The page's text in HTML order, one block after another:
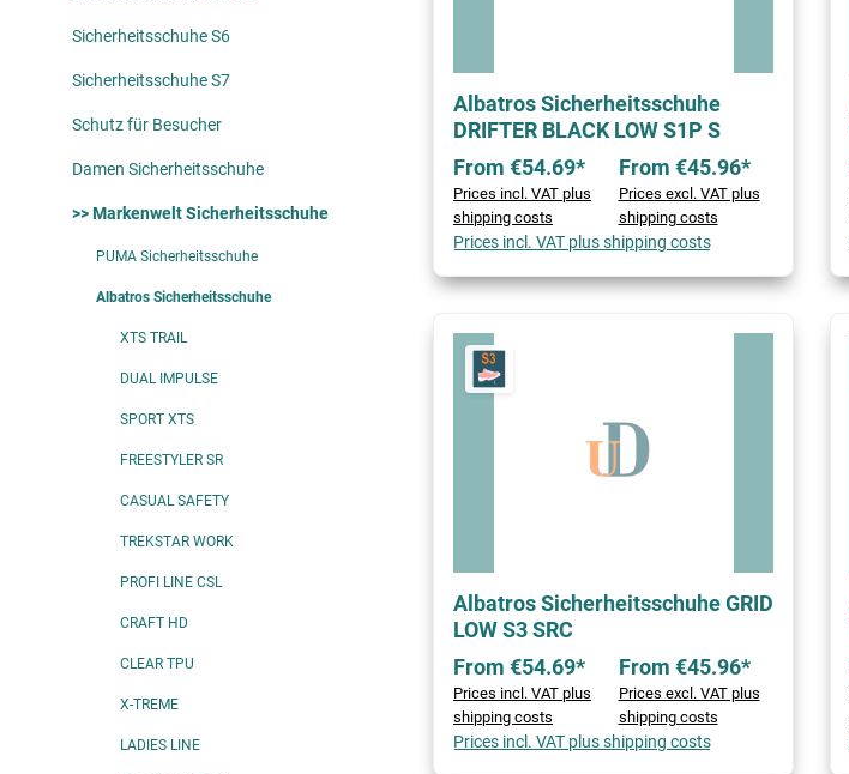
Sicherheitsschuhe S6
Sicherheitsschuhe S7
Schutz für Besucher
Damen Sicherheitsschuhe
>> Markenwelt Sicherheitsschuhe
PUMA Sicherheitsschuhe
Albatros Sicherheitsschuhe
XTS TRAIL
DUAL IMPULSE
SPORT XTS
FREESTYLER SR
CASUAL SAFETY
TREKSTAR WORK
PROFI LINE CSL
CRAFT HD
CLEAR TPU
X-TREME
LADIES LINE
Albatros Sicherheitsschuhe
DRIFTER BLACK LOW S1P S
From €54.69*
Prices incl. VAT plus
shipping costs
From €45.96*
Prices excl. VAT plus
shipping costs
Prices incl. VAT plus shipping costs
Albatros Sicherheitsschuhe GRID
LOW S3 SRC
From €54.69*
Prices incl. VAT plus
shipping costs
From €45.96*
Prices excl. VAT plus
shipping costs
Prices incl. VAT plus shipping costs